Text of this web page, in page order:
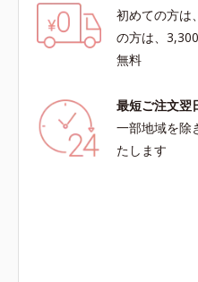
初めての方は
の方は、
無料
最短ご注文翌
一部地域を除
たします